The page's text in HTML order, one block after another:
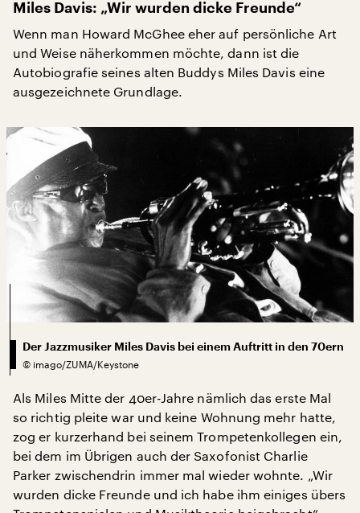
Miles Davis: „Wir wurden dicke Freunde“
Wenn man Howard McGhee eher auf persönliche Art
und Weise näherkommen möchte, dann ist die
Autobiografie seines alten Buddys Miles Davis eine
ausgezeichnete Grundlage.
Der Jazzmusiker Miles Davis bei einem Auftritt in den 70ern
© imago/ZUMA/Keystone
Als Miles Mitte der 40er-Jahre nämlich das erste Mal
so richtig pleite war und keine Wohnung mehr hatte,
zog er kurzerhand bei seinem Trompetenkollegen ein,
bei dem im Übrigen auch der Saxofonist Charlie
Parker zwischendrin immer mal wieder wohnte. „Wir
wurden dicke Freunde und ich habe ihm einiges übers